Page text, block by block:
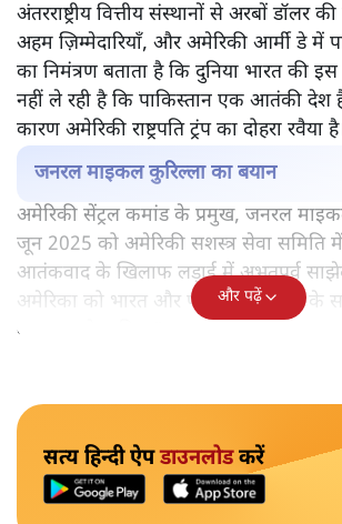
अंतरराष्ट्रीय वित्तीय संस्थानों से अरबों डॉलर
अहम ज़िम्मेदारियाँ, और अमेरिकी आर्मी डे में
का निमंत्रण बताता है कि दुनिया भारत की
नहीं ले रही है कि पाकिस्तान एक आतंकी देश
कारण अमेरिकी राष्ट्रपति ट्रंप का दोहरा रवैया
जनरल माइकल कुरिल्ला का बयान
अमेरिकी सेंट्रल कमांड के प्रमुख, जनरल
जून 2025 को अमेरिकी सशस्त्र सेवा समिति
आतंकवाद के खिलाफ लड़ाई में अभूतपूर्व
अमेरिका को भारत और पाकिस्तान, दोनों के
बनाए रखने चाहिए।"
और पढ़ें
सत्य हिन्दी ऐपडाउनलोडकरें